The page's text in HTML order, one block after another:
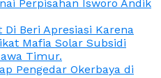
Perpisahan Isworo Andik
Beri Apresiasi Karena
Mafia Solar Subsidi
Timur.
Pengedar Okerbaya di